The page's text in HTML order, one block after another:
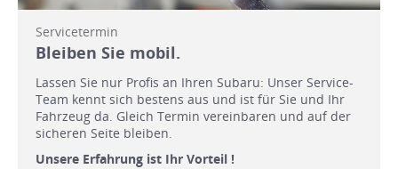
Servicetermin
Bleiben Sie mobil.
Lassen Sie nur Profis an Ihren Subaru: Unser Service-
Team kennt sich bestens aus und ist für Sie und Ihr
Fahrzeug da. Gleich Termin vereinbaren und auf der
sicheren Seite bleiben.
Unsere Erfahrung ist Ihr Vorteil !